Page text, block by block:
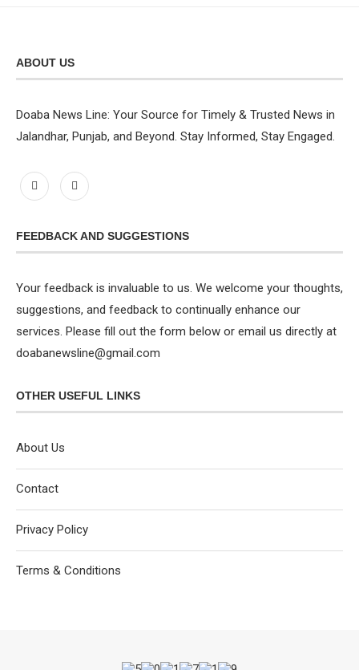
ABOUT US
Doaba News Line: Your Source for Timely & Trusted News in
Jalandhar, Punjab, and Beyond. Stay Informed, Stay Engaged.
FEEDBACK AND SUGGESTIONS
Your feedback is invaluable to us. We welcome your thoughts,
suggestions, and feedback to continually enhance our
services. Please fill out the form below or email us directly at
doabanewsline@gmail.com
OTHER USEFUL LINKS
About Us
Contact
Privacy Policy
Terms & Conditions